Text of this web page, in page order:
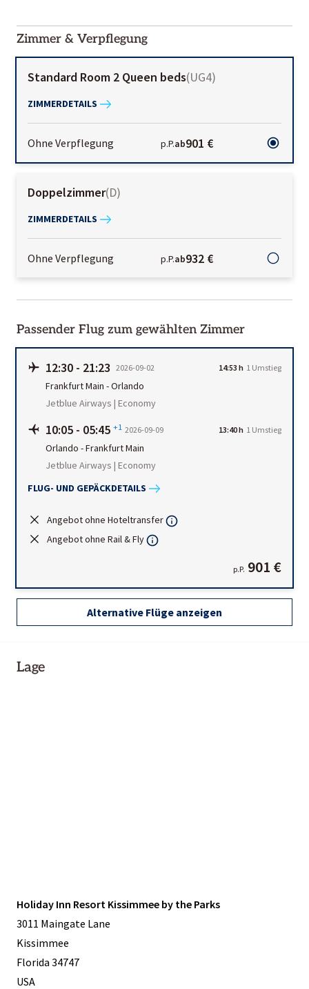
01-02
Zimmer & Verpflegung
Standard Room 2 Queen beds(UG4)
ZIMMERDETAILS
Ohne Verpflegung p.P.ab901 €
Doppelzimmer(D)
ZIMMERDETAILS
Ohne Verpflegung p.P.ab932 €
Passender Flug zum gewählten Zimmer
12:30 - 21:23 2026-09-02 14:53 h 1 Umstieg
Frankfurt Main -Orlando
Jetblue Airways | Economy
10:05 - 05:45 +1 2026-09-09 13:40 h 1 Umstieg
Orlando -Frankfurt Main
Jetblue Airways | Economy
FLUG- UND GEPÄCKDETAILS
Angebot ohne Hoteltransfer
Angebot ohne Rail & Fly
p.P. 901 €
Alternative Flüge anzeigen
Lage
Holiday Inn Resort Kissimmee by the Parks
3011 Maingate Lane
Kissimmee
Florida 34747
USA